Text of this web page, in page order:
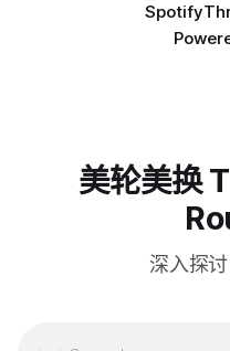
Spotify
美轮美换
深入探